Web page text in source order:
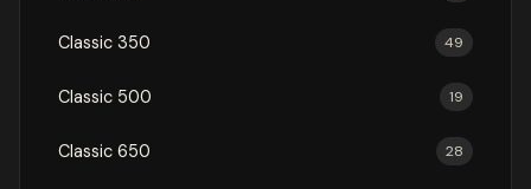
Classic 350 49
Classic 500 19
Classic 650 28